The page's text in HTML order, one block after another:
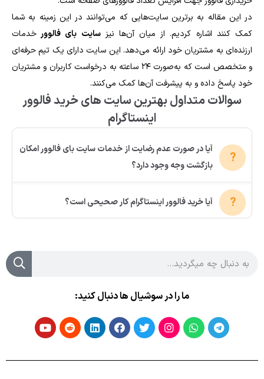
در این مقاله به برترین سایت‌هایی که می‌توانند در این زمینه به شما
کمک کنند اشاره کردیم. از میان آن‌ها نیزسایت بای فالوور خدمات
ارزنده‌ای به مشتریان خود ارائه می‌دهد. این سایت دارای یک تیم حرفه‌ای
و متخصص است که به‌صورت ۲۴ ساعته به درخواست کاربران و مشتریان
خود پاسخ داده و به پیشرفت آن‌ها کمک می‌کنند.
سوالات متداول بهترین سایت‌ های خرید فالوور
اینستاگرام
آیا در صورت عدم رضایت از خدمات سایت بای فالوور امکان
بازگشت وجه وجود دارد؟
آیا خرید فالوور اینستاگرام کار صحیحی است؟
ما را در سوشیال ها دنبال کنید: